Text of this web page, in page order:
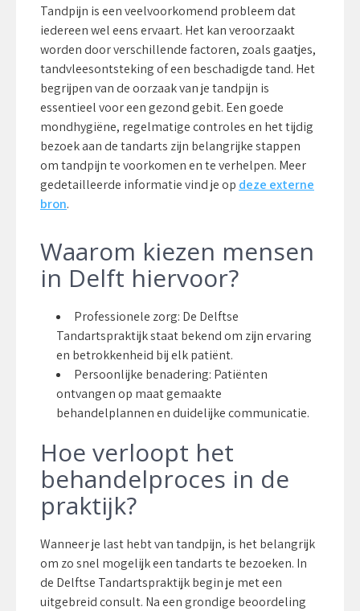
Tandpijn is een veelvoorkomend probleem dat
iedereen wel eens ervaart. Het kan veroorzaakt
worden door verschillende factoren, zoals gaatjes,
tandvleesontsteking of een beschadigde tand. Het
begrijpen van de oorzaak van je tandpijn is
essentieel voor een gezond gebit. Een goede
mondhygiëne, regelmatige controles en het tijdig
bezoek aan de tandarts zijn belangrijke stappen
om tandpijn te voorkomen en te verhelpen. Meer
gedetailleerde informatie vind je op deze externe
bron.
Waarom kiezen mensen
in Delft hiervoor?
Professionele zorg: De Delftse
Tandartspraktijk staat bekend om zijn ervaring
en betrokkenheid bij elk patiënt.
Persoonlijke benadering: Patiënten
ontvangen op maat gemaakte
behandelplannen en duidelijke communicatie.
Hoe verloopt het
behandelproces in de
praktijk?
Wanneer je last hebt van tandpijn, is het belangrijk
om zo snel mogelijk een tandarts te bezoeken. In
de Delftse Tandartspraktijk begin je met een
uitgebreid consult. Na een grondige beoordeling